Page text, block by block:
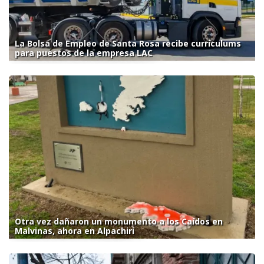
La Bolsa de Empleo de Santa Rosa recibe currículums
para puestos de la empresa LAC
Otra vez dañaron un monumento a los Caídos en
Malvinas, ahora en Alpachiri